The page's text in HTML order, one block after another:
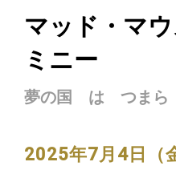
マッド・マ
ミニー
夢の国 は つま
2025年7月4日（